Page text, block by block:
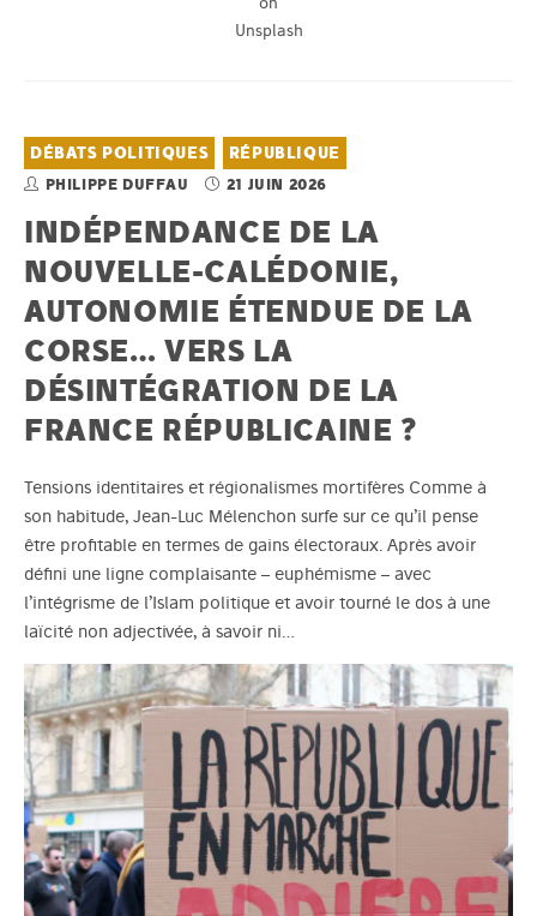
Unsplash
DÉBATS POLITIQUES RÉPUBLIQUE
PHILIPPE DUFFAU 21 JUIN 2026
INDÉPENDANCE DE LA
NOUVELLE-CALÉDONIE,
AUTONOMIE ÉTENDUE DE LA
CORSE… VERS LA
DÉSINTÉGRATION DE LA
FRANCE RÉPUBLICAINE ?
Tensions identitaires et régionalismes mortifères Comme à
son habitude, Jean-Luc Mélenchon surfe sur ce qu’il pense
être profitable en termes de gains électoraux. Après avoir
défini une ligne complaisante – euphémisme – avec
l’intégrisme de l’Islam politique et avoir tourné le dos à une
laïcité non adjectivée, à savoir ni…